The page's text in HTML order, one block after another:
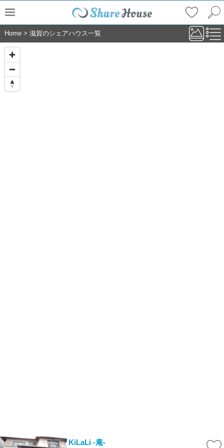
Home > 滋賀のシェアハウス一覧
KiLaLi -庵-